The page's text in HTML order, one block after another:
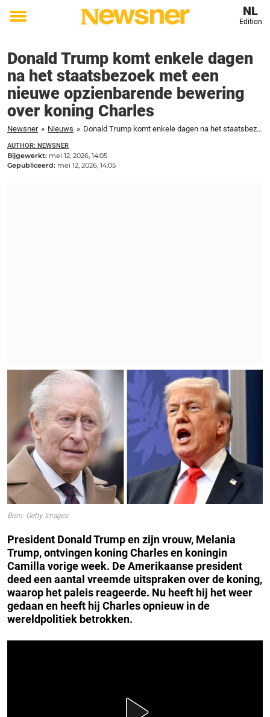
Toggle
NL
Edition
Donald Trump komt enkele dagen
na het staatsbezoek met een
nieuwe opzienbarende bewering
over koning Charles
Newsner » Nieuws » Donald Trump komt enkele dagen na het staatsbezoek met een nieuwe opzienbarende bewering over koning Charles
AUTHOR: NEWSNER
Bijgewerkt: mei 12, 2026, 14:05
Gepubliceerd: mei 12, 2026, 14:05
Bron: Getty Images
President Donald Trump en zijn vrouw, Melania
Trump, ontvingen koning Charles en koningin
Camilla vorige week. De Amerikaanse president
deed een aantal vreemde uitspraken over de koning,
waarop het paleis reageerde. Nu heeft hij het weer
gedaan en heeft hij Charles opnieuw in de
wereldpolitiek betrokken.